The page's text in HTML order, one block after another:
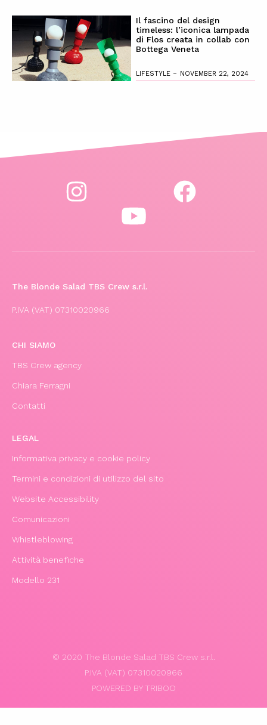
Il fascino del design
timeless: l’iconica lampada
di Flos creata in collab con
Bottega Veneta
LIFESTYLE - NOVEMBER 22, 2024
The Blonde Salad TBS Crew s.r.l.
P.IVA (VAT) 07310020966
CHI SIAMO
TBS Crew agency
Chiara Ferragni
Contatti
LEGAL
Informativa privacy e cookie policy
Termini e condizioni di utilizzo del sito
Website Accessibility
Comunicazioni
Whistleblowing
Attività benefiche
Modello 231
© 2020 The Blonde Salad TBS Crew s.r.l.
P.IVA (VAT) 07310020966
POWERED BY TRIBOO